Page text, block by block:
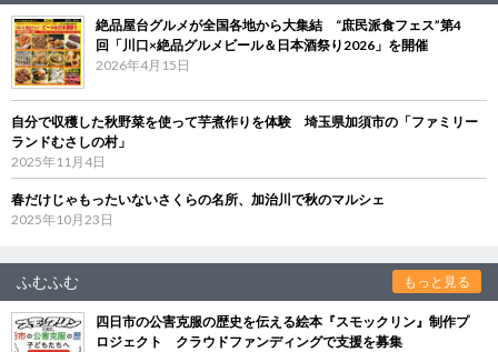
絶品屋台グルメが全国各地から大集結 “庶民派食フェス”第4
回「川口×絶品グルメビール＆日本酒祭り2026」を開催
2026年4月15日
自分で収穫した秋野菜を使って芋煮作りを体験 埼玉県加須市の「ファミリー
ランドむさしの村」
2025年11月4日
春だけじゃもったいないさくらの名所、加治川で秋のマルシェ
2025年10月23日
ふむふむ もっと見る
四日市の公害克服の歴史を伝える絵本『スモックリン』制作プ
ロジェクト クラウドファンディングで支援を募集